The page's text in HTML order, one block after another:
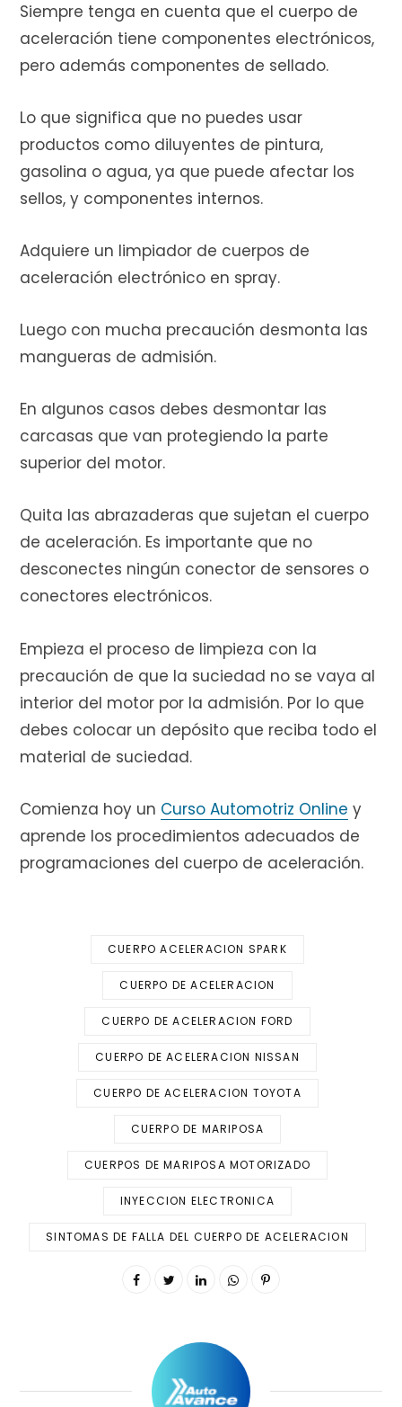
Siempre tenga en cuenta que el cuerpo de
aceleración tiene componentes electrónicos,
pero además componentes de sellado.
Lo que significa que no puedes usar
productos como diluyentes de pintura,
gasolina o agua, ya que puede afectar los
sellos, y componentes internos.
Adquiere un limpiador de cuerpos de
aceleración electrónico en spray.
Luego con mucha precaución desmonta las
mangueras de admisión.
En algunos casos debes desmontar las
carcasas que van protegiendo la parte
superior del motor.
Quita las abrazaderas que sujetan el cuerpo
de aceleración. Es importante que no
desconectes ningún conector de sensores o
conectores electrónicos.
Empieza el proceso de limpieza con la
precaución de que la suciedad no se vaya al
interior del motor por la admisión. Por lo que
debes colocar un depósito que reciba todo el
material de suciedad.
Comienza hoy un Curso Automotriz Online y
aprende los procedimientos adecuados de
programaciones del cuerpo de aceleración.
CUERPO ACELERACION SPARK
CUERPO DE ACELERACION
CUERPO DE ACELERACION FORD
CUERPO DE ACELERACION NISSAN
CUERPO DE ACELERACION TOYOTA
CUERPO DE MARIPOSA
CUERPOS DE MARIPOSA MOTORIZADO
INYECCION ELECTRONICA
SINTOMAS DE FALLA DEL CUERPO DE ACELERACION